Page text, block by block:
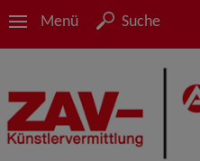
Menü Suche